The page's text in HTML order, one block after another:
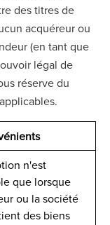
des titres de
acquéreur ou
(en tant que
légal de
réserve du
n'est
que lorsque
ou la société
des biens